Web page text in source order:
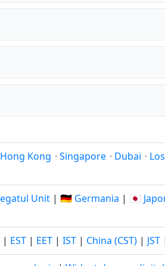
Hong Kong · Singapore · Dubai ·
Unit | 🇩🇪 Germania | 🇯🇵
| EST | EET | IST | China (CST) | JST